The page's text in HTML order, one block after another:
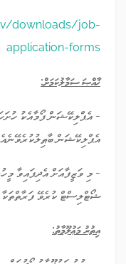
downloads/job-
application-forms
ޚާއްޞަ ސަމާލުކަމަށް:
- އެޕްލިކޭޝަން ފޯމާއެކު
އެޕްލިކޭޝަން
- މި ވަޒީފާއަށް އެދިފައިވާ
ޝޯޓްލިސްޓް ކުރެވޭ ފަރާތްތަކާ
އިތުރު މަޢުލޫމާތު: